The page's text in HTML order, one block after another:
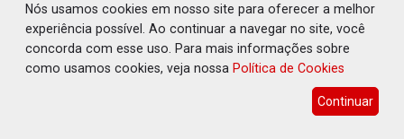
EM DOBRADINHAS: Ex-prefeitos estão
fazendo dobradinhas com suas esposas em
cargos eletivos
Nós usamos cookies em nosso site para oferecer a melhor
experiência possível. Ao continuar a navegar no site, você
concorda com esse uso. Para mais informações sobre
como usamos cookies, veja nossa Política de Cookies
Continuar